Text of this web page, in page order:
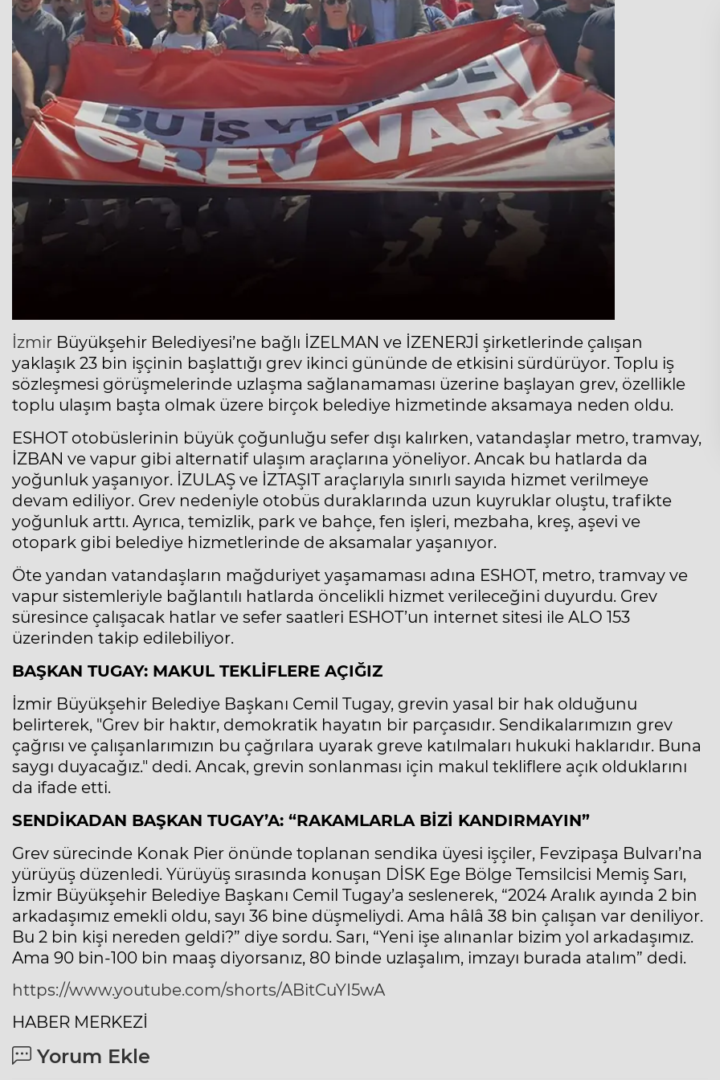
İzmir Büyükşehir Belediyesi’ne bağlı İZELMAN ve İZENERJİ şirketlerinde çalışan
yaklaşık 23 bin işçinin başlattığı grev ikinci gününde de etkisini sürdürüyor. Toplu iş
sözleşmesi görüşmelerinde uzlaşma sağlanamaması üzerine başlayan grev, özellikle
toplu ulaşım başta olmak üzere birçok belediye hizmetinde aksamaya neden oldu.
ESHOT otobüslerinin büyük çoğunluğu sefer dışı kalırken, vatandaşlar metro, tramvay,
İZBAN ve vapur gibi alternatif ulaşım araçlarına yöneliyor. Ancak bu hatlarda da
yoğunluk yaşanıyor. İZULAŞ ve İZTAŞIT araçlarıyla sınırlı sayıda hizmet verilmeye
devam ediliyor. Grev nedeniyle otobüs duraklarında uzun kuyruklar oluştu, trafikte
yoğunluk arttı. Ayrıca, temizlik, park ve bahçe, fen işleri, mezbaha, kreş, aşevi ve
otopark gibi belediye hizmetlerinde de aksamalar yaşanıyor.
Öte yandan vatandaşların mağduriyet yaşamaması adına ESHOT, metro, tramvay ve
vapur sistemleriyle bağlantılı hatlarda öncelikli hizmet verileceğini duyurdu. Grev
süresince çalışacak hatlar ve sefer saatleri ESHOT’un internet sitesi ile ALO 153
üzerinden takip edilebiliyor.
BAŞKAN TUGAY: MAKUL TEKLİFLERE AÇIĞIZ
İzmir Büyükşehir Belediye Başkanı Cemil Tugay, grevin yasal bir hak olduğunu
belirterek, "Grev bir haktır, demokratik hayatın bir parçasıdır. Sendikalarımızın grev
çağrısı ve çalışanlarımızın bu çağrılara uyarak greve katılmaları hukuki haklarıdır. Buna
saygı duyacağız." dedi. Ancak, grevin sonlanması için makul tekliflere açık olduklarını
da ifade etti.
SENDİKADAN BAŞKAN TUGAY’A: “RAKAMLARLA BİZİ KANDIRMAYIN”
Grev sürecinde Konak Pier önünde toplanan sendika üyesi işçiler, Fevzipaşa Bulvarı’na
yürüyüş düzenledi. Yürüyüş sırasında konuşan DİSK Ege Bölge Temsilcisi Memiş Sarı,
İzmir Büyükşehir Belediye Başkanı Cemil Tugay’a seslenerek, “2024 Aralık ayında 2 bin
arkadaşımız emekli oldu, sayı 36 bine düşmeliydi. Ama hâlâ 38 bin çalışan var deniliyor.
Bu 2 bin kişi nereden geldi?” diye sordu. Sarı, “Yeni işe alınanlar bizim yol arkadaşımız.
Ama 90 bin-100 bin maaş diyorsanız, 80 binde uzlaşalım, imzayı burada atalım” dedi.
https://www.youtube.com/shorts/ABitCuYI5wA
HABER MERKEZİ
Yorum Ekle